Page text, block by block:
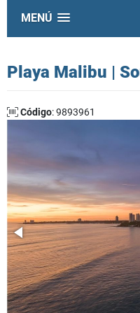
MENÚ
Playa Malibu |
Código: 9893961